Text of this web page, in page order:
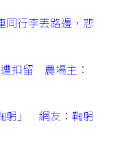
同行李丟路邊，悲
扣留 農場主：
躬」 網友：鞠躬